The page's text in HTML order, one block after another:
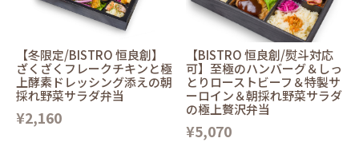
【冬限定/BISTRO 恒良創】
ざくざくフレークチキンと極
上酵素ドレッシング添えの朝
採れ野菜サラダ弁当
¥2,160
【BISTRO 恒良創/熨斗対応
可】至極のハンバーグ＆しっ
とりローストビーフ＆特製サ
ーロイン＆朝採れ野菜サラダ
の極上贅沢弁当
¥5,070